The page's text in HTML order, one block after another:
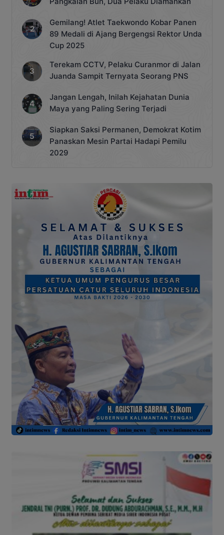
Gemilang! Atlet Taekwondo Kobar Panen
89 Medali di Ajang Bergengsi Rektor Unda
Cup 2025
Terekam CCTV, Pelaku Curanmor di Jalan
Juanda Sampit Ternyata Seorang PNS
Jangan Lengah, Inilah Kejahatan Dunia
Maya yang Paling Sering Terjadi
Siapkan Saksi Permanen, Demokrat Kotim
Panaskan Mesin Partai Hadapi Pemilu
2029